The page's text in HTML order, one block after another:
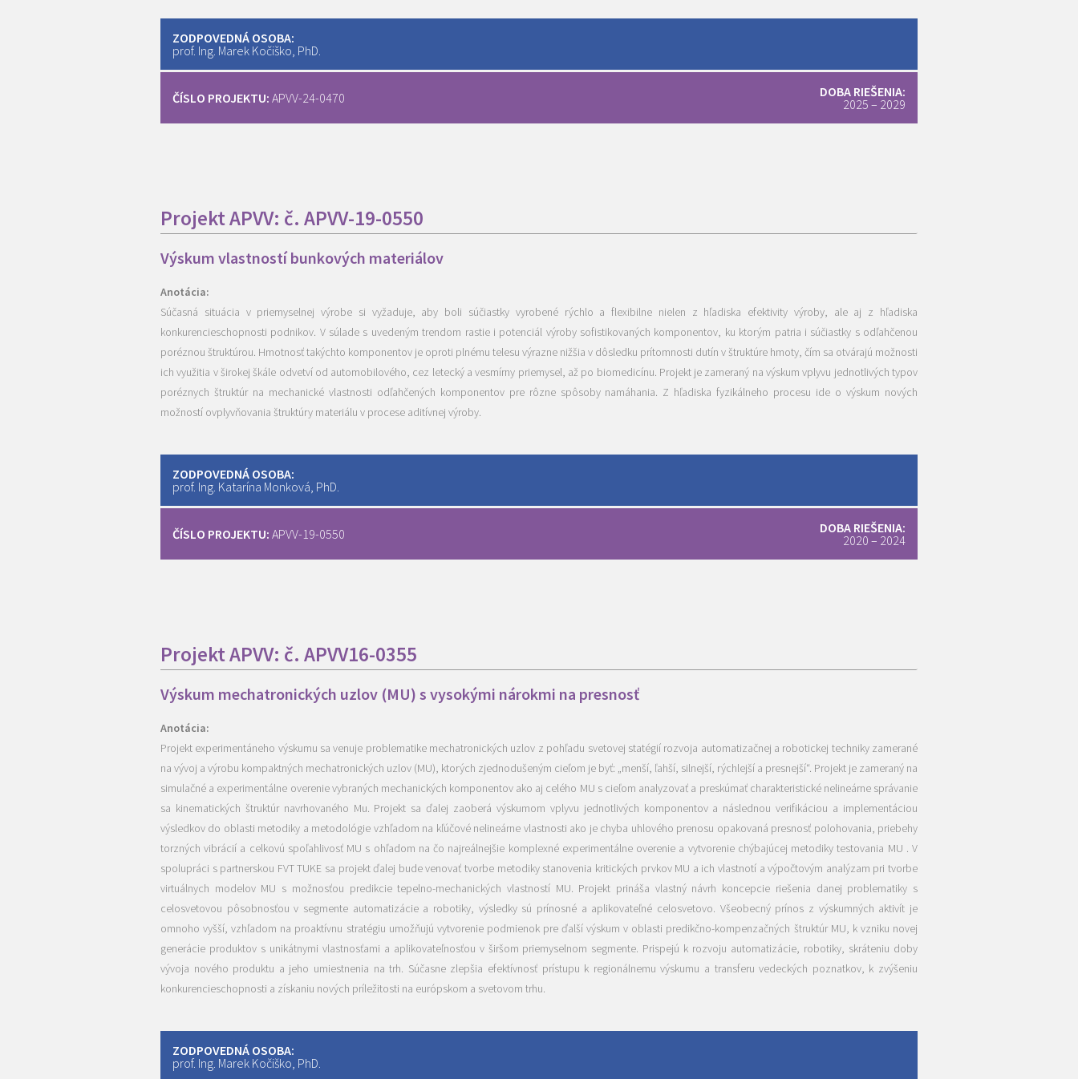
ZODPOVEDNÁ OSOBA:
prof. Ing. Marek Kočiško, PhD.
ČÍSLO PROJEKTU: APVV-24-0470
DOBA RIEŠENIA:
2025 – 2029
Projekt APVV: č. APVV-19-0550
Výskum vlastností bunkových materiálov
Anotácia:
Súčasná situácia v priemyselnej výrobe si vyžaduje, aby boli súčiastky vyrobené rýchlo a flexibilne nielen z hľadiska efektivity výroby, ale aj z hľadiska
konkurencieschopnosti podnikov. V súlade s uvedeným trendom rastie i potenciál výroby sofistikovaných komponentov, ku ktorým patria i súčiastky s odľahčenou
poréznou štruktúrou. Hmotnosť takýchto komponentov je oproti plnému telesu výrazne nižšia v dôsledku prítomnosti dutín v štruktúre hmoty, čím sa otvárajú možnosti
ich využitia v širokej škále odvetví od automobilového, cez letecký a vesmírny priemysel, až po biomedicínu. Projekt je zameraný na výskum vplyvu jednotlivých typov
poréznych štruktúr na mechanické vlastnosti odľahčených komponentov pre rôzne spôsoby namáhania. Z hľadiska fyzikálneho procesu ide o výskum nových
možností ovplyvňovania štruktúry materiálu v procese aditívnej výroby.
ZODPOVEDNÁ OSOBA:
prof. Ing. Katarína Monková, PhD.
ČÍSLO PROJEKTU: APVV-19-0550
DOBA RIEŠENIA:
2020 – 2024
Projekt APVV: č. APVV16-0355
Výskum mechatronických uzlov (MU) s vysokými nárokmi na presnosť
Anotácia:
Projekt experimentáneho výskumu sa venuje problematike mechatronických uzlov z pohľadu svetovej statégií rozvoja automatizačnej a robotickej techniky zamerané
na vývoj a výrobu kompaktných mechatronických uzlov (MU), ktorých zjednodušeným cieľom je byť: „menší, ľahší, silnejší, rýchlejší a presnejší“. Projekt je zameraný na
simulačné a experimentálne overenie vybraných mechanických komponentov ako aj celého MU s cieľom analyzovať a preskúmať charakteristické nelineárne správanie
sa kinematických štruktúr navrhovaného Mu. Projekt sa ďalej zaoberá výskumom vplyvu jednotlivých komponentov a následnou verifikáciou a implementáciou
výsledkov do oblasti metodiky a metodológie vzhľadom na kľúčové nelineárne vlastnosti ako je chyba uhlového prenosu opakovaná presnosť polohovania, priebehy
torzných vibrácií a celkovú spoľahlivosť MU s ohľadom na čo najreálnejšie komplexné experimentálne overenie a vytvorenie chýbajúcej metodiky testovania MU . V
spolupráci s partnerskou FVT TUKE sa projekt ďalej bude venovať tvorbe metodiky stanovenia kritických prvkov MU a ich vlastnotí a výpočtovým analýzam pri tvorbe
virtuálnych modelov MU s možnosťou predikcie tepelno-mechanických vlastností MU. Projekt prináša vlastný návrh koncepcie riešenia danej problematiky s
celosvetovou pôsobnosťou v segmente automatizácie a robotiky, výsledky sú prínosné a aplikovateľné celosvetovo. Všeobecný prínos z výskumných aktivít je
omnoho vyšší, vzhľadom na proaktívnu stratégiu umožňujú vytvorenie podmienok pre ďalší výskum v oblasti predikčno-kompenzačných štruktúr MU, k vzniku novej
generácie produktov s unikátnymi vlastnosťami a aplikovateľnosťou v širšom priemyselnom segmente. Prispejú k rozvoju automatizácie, robotiky, skráteniu doby
vývoja nového produktu a jeho umiestnenia na trh. Súčasne zlepšia efektívnosť prístupu k regionálnemu výskumu a transferu vedeckých poznatkov, k zvýšeniu
konkurencieschopnosti a získaniu nových príležitosti na európskom a svetovom trhu.
ZODPOVEDNÁ OSOBA:
prof. Ing. Marek Kočiško, PhD.